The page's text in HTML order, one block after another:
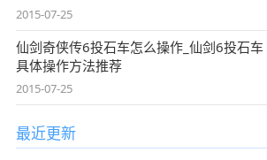
2015-07-25
仙剑奇侠传6投石车怎么操作_仙剑6投石车
具体操作方法推荐
2015-07-25
最近更新